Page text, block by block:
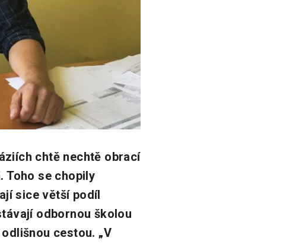
chtě nechtě obrací
Toho se chopily
sice větší podíl
odbornou školou
cestou. „V